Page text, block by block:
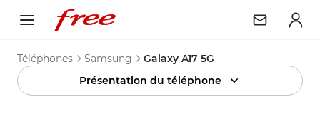
Téléphones Samsung
Galaxy A17 5G
Présentation du téléphone